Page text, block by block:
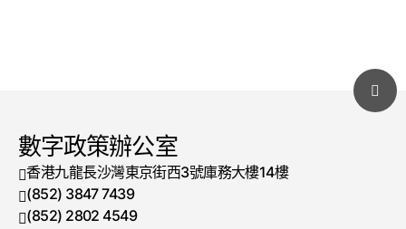
數字政策辦公室
香港九龍長沙灣東京街西3號庫務大樓14樓
電話號碼
(852) 3847 7439
傳真號碼
(852) 2802 4549